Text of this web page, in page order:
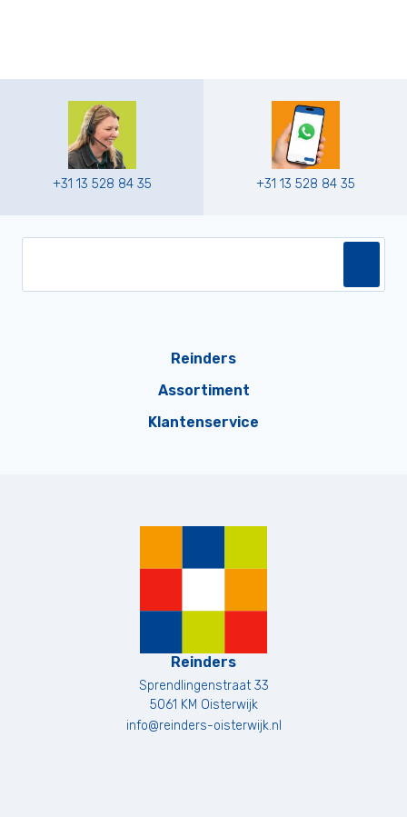
+31 13 528 84 35 +31 13 528 84 35
Reinders
Assortiment
Klantenservice
Reinders
Sprendlingenstraat 33
5061 KM Oisterwijk
info@reinders-oisterwijk.nl